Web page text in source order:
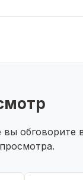
обогрева.
и
чтобы
обговорите